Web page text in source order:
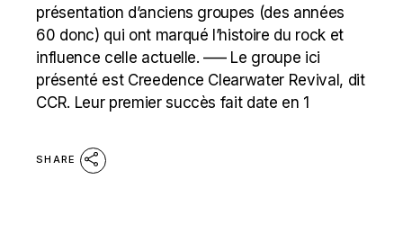
présentation d’anciens groupes (des années
60 donc) qui ont marqué l’histoire du rock et
influence celle actuelle. —– Le groupe ici
présenté est Creedence Clearwater Revival, dit
CCR. Leur premier succès fait date en 1
SHARE